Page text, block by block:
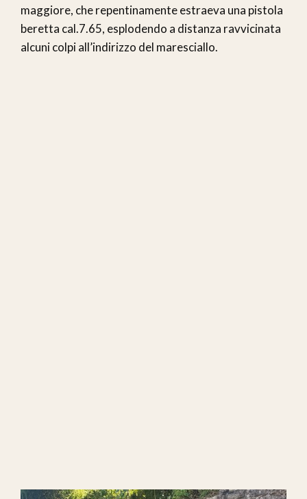
maggiore, che repentinamente estraeva una pistola
beretta cal.7.65, esplodendo a distanza ravvicinata
alcuni colpi all’indirizzo del maresciallo.